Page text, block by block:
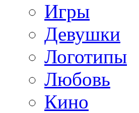
Игры
Девушки
Логотипы
Любовь
Кино